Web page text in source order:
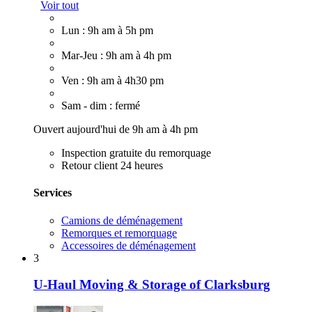
Voir tout
Lun : 9h am à 5h pm
Mar-Jeu : 9h am à 4h pm
Ven : 9h am à 4h30 pm
Sam - dim : fermé
Ouvert aujourd'hui de 9h am à 4h pm
Inspection gratuite du remorquage
Retour client 24 heures
Services
Camions de déménagement
Remorques et remorquage
Accessoires de déménagement
3
U-Haul Moving & Storage of Clarksburg